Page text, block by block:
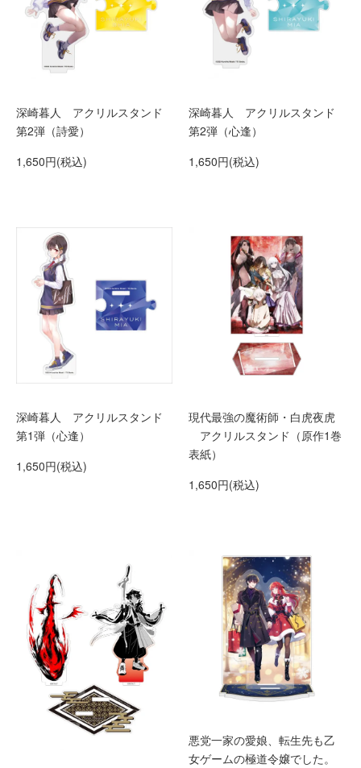
深崎暮人 アクリルスタンド
第2弾（詩愛）
1,650円(税込)
深崎暮人 アクリルスタンド
第2弾（心逢）
1,650円(税込)
深崎暮人 アクリルスタンド
第1弾（心逢）
1,650円(税込)
現代最強の魔術師・白虎夜虎
アクリルスタンド（原作1巻
表紙）
1,650円(税込)
悪党一家の愛娘、転生先も乙
女ゲームの極道令嬢でした。